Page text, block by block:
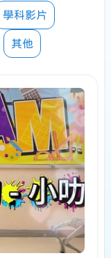
學科影片
其他